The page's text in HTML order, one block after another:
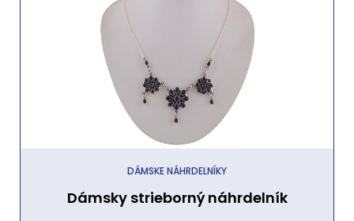
DÁMSKE NÁHRDELNÍKY
Dámsky strieborný náhrdelník